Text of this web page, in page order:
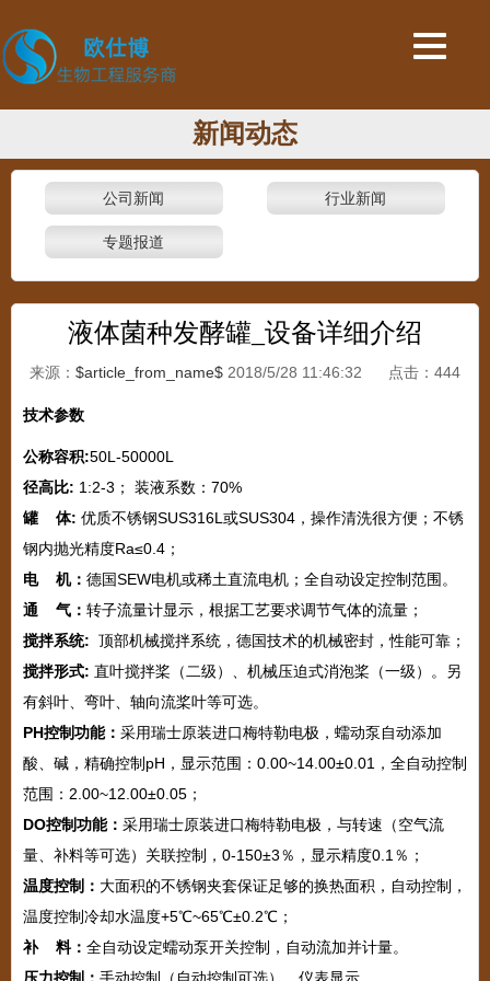
新闻动态
公司新闻 行业新闻
专题报道
液体菌种发酵罐_设备详细介绍
来源： $article_from_name$ 2018/5/28 11:46:32 点击： 444
技术参数
公称容积:50L-50000L
径高比: 1:2-3； 装液系数：70%
罐 体: 优质不锈钢SUS316L或SUS304，操作清洗很方便；不锈
钢内抛光精度Ra≤0.4；
电机： 德国SEW电机或稀土直流电机；全自动设定控制范围。
通 气： 转子流量计显示，根据工艺要求调节气体的流量；
搅拌系统: 顶部机械搅拌系统，德国技术的机械密封，性能可靠；
搅拌形式: 直叶搅拌桨（二级）、机械压迫式消泡桨（一级）。另
有斜叶、弯叶、轴向流桨叶等可选。
PH控制功能： 采用瑞士原装进口梅特勒电极，蠕动泵自动添加
酸、碱，精确控制 pH，显示范围：0.00~14.00±0.01，全自动控制
范围：2.00~12.00±0.05；
DO控制功能： 采用瑞士原装进口梅特勒电极，与转速（空气流
量、补料等可选）关联控制， 0-150±3％，显示精度0.1％；
温度控制： 大面积的不锈钢夹套保证足够的换热面积，自动控制，
温度控制冷却水温度+5℃~65℃±0.2℃；
补料： 全自动设定蠕动泵开关控制，自动流加并计量。